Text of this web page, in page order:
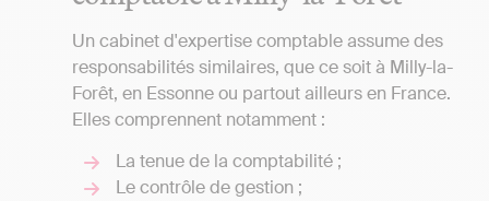
Un cabinet d'expertise comptable assume des
responsabilités similaires, que ce soit à Milly-la-
Forêt, en Essonne ou partout ailleurs en France.
Elles comprennent notamment :
La tenue de la comptabilité ;
Le contrôle de gestion ;